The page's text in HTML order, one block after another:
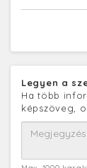
Legyen a
Ha több
képszöveg,